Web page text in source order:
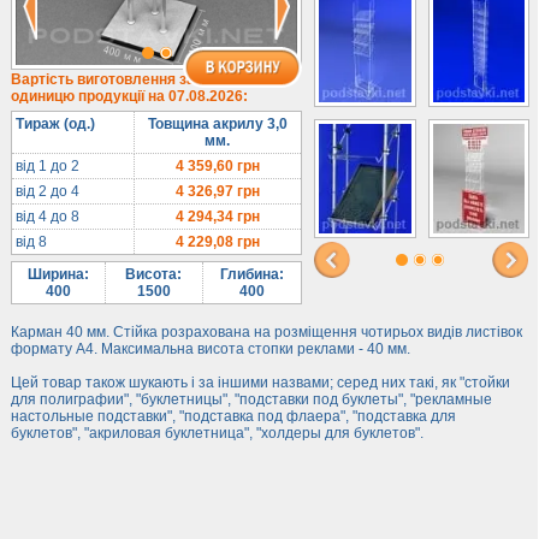
Вартість виготовлення за
одиницю продукції на 07.08.2026:
Тираж (од.)
Товщина акрилу 3,0
мм.
від 1 до 2
4 359,60грн
від 2 до 4
4 326,97грн
від 4 до 8
4 294,34грн
від 8
4 229,08грн
Ширина:
400
Висота:
1500
Глибина:
400
Карман 40 мм. Стійка розрахована на розміщення чотирьох видів листівок
формату А4. Максимальна висота стопки реклами - 40 мм.
Цей товар також шукають і за іншими назвами; серед них такі, як "стойки
для полиграфии", "буклетницы", "подставки под буклеты", "рекламные
настольные подставки", "подставка под флаера", "подставка для
буклетов", "акриловая буклетница", "холдеры для буклетов".